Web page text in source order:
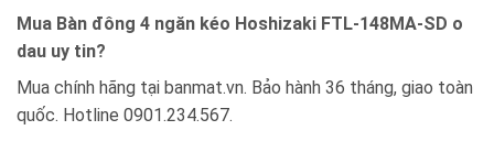
Mua Bàn đông 4 ngăn kéo Hoshizaki FTL-148MA-SD o
dau uy tin?
Mua chính hãng tại banmat.vn. Bảo hành 36 tháng, giao toàn
quốc. Hotline 0901.234.567.